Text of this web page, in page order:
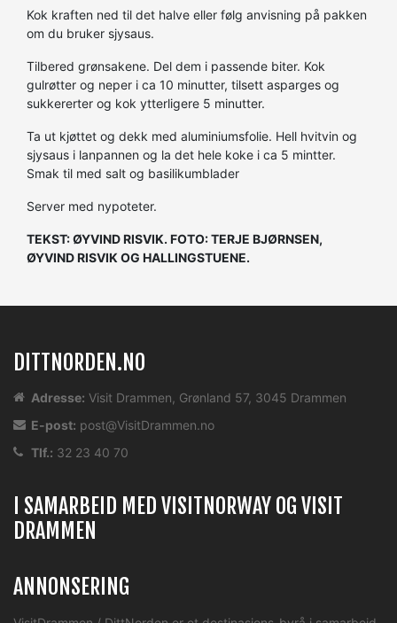
Kok kraften ned til det halve eller følg anvisning på pakken
om du bruker sjysaus.
Tilbered grønsakene. Del dem i passende biter. Kok
gulrøtter og neper i ca 10 minutter, tilsett asparges og
sukkererter og kok ytterligere 5 minutter.
Ta ut kjøttet og dekk med aluminiumsfolie. Hell hvitvin og
sjysaus i lanpannen og la det hele koke i ca 5 mintter.
Smak til med salt og basilikumblader
Server med nypoteter.
TEKST: ØYVIND RISVIK. FOTO: TERJE BJØRNSEN,
ØYVIND RISVIK OG HALLINGSTUENE.
DITTNORDEN.NO
Adresse: Visit Drammen, Grønland 57, 3045 Drammen
E-post: post@VisitDrammen.no
Tlf.: 32 23 40 70
I SAMARBEID MED VISITNORWAY OG VISIT
DRAMMEN
ANNONSERING